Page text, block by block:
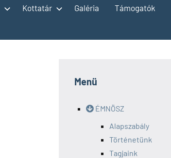
Kottatár Galéria Támogatók
Menü
ÉMNÖSZ
Alapszabály
Történetünk
Tagjaink